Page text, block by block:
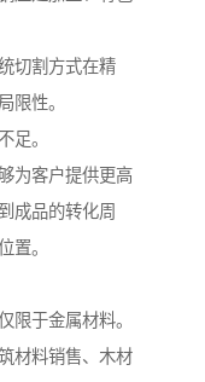
切割方式在精
限性。
足。
为客户提供更高
成品的转化周
置。
限于金属材料。
材料销售、木材